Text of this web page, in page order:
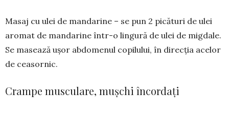
Masaj cu ulei de man­da­rine – se pun 2 picături de ulei
aro­mat de man­darine într-o lingură de ulei de mig­dale.
Se masea­ză ușor ab­do­­menul copilului, în direc­ția acelor
de ceasornic.
Crampe musculare, mușchi încordați